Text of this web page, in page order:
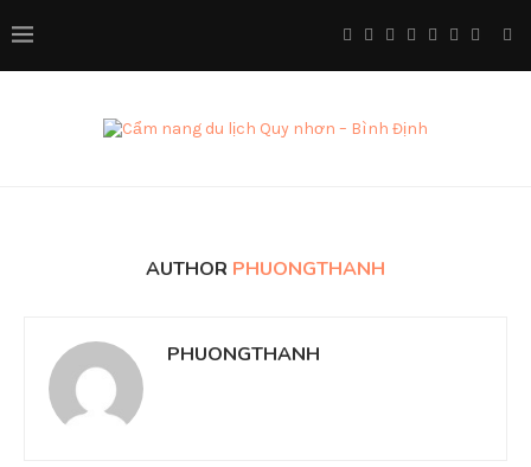
AUTHOR PHUONGTHANH
PHUONGTHANH